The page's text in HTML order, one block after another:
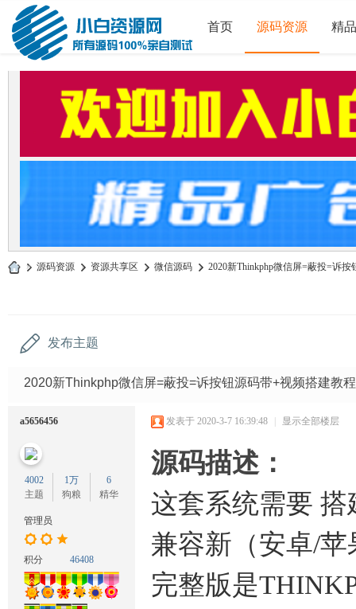
首页 源码资源 精
» 源码资源 › 资源共享区 › 微信源码 › 2020新Thinkphp微信屏=蔽投=诉
发布主题
2020新Thinkphp微信屏=蔽投=诉按钮源码带+视频搭建教程
a5656456
4002
主题
1万
狗粮
6
精华
管理员
积分 46408
发表于 2020-3-7 16:39:48 | 显示全部楼层
源码描述：
这套系统需要 搭
兼容新（安卓/苹
完整版是